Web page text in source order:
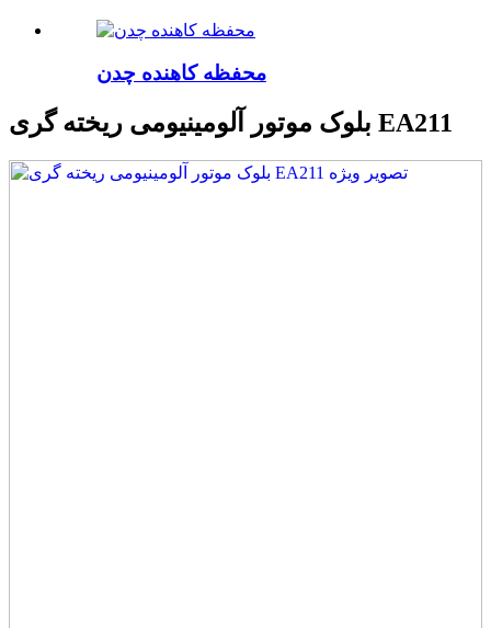
محفظه کاهنده چدن
بلوک موتور آلومینیومی ریخته گری EA211